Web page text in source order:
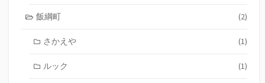
飯綱町 (2)
さかえや (1)
ルック (1)